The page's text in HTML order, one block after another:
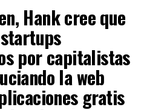
Hank cree que
por capitalistas
la web
gratis